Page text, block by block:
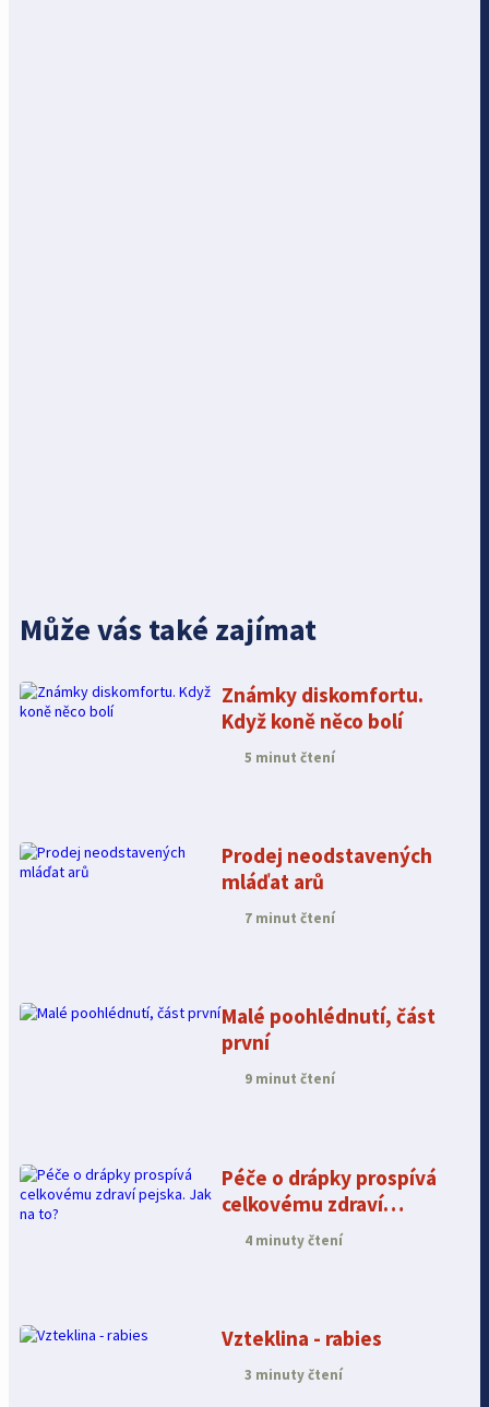
Může vás také zajímat
Známky diskomfortu.
Když koně něco bolí
5 minut čtení
Prodej neodstavených
mláďat arů
7 minut čtení
Malé poohlédnutí, část
první
9 minut čtení
Péče o drápky prospívá
celkovému zdraví
pejska. Jak na to?
4 minuty čtení
Vzteklina - rabies
3 minuty čtení